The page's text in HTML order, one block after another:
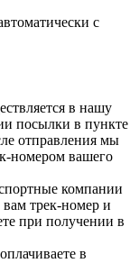
с
в нашу
посылки в пункте
отправления мы
номером вашего
компании
трек-номер и
при получении в
в